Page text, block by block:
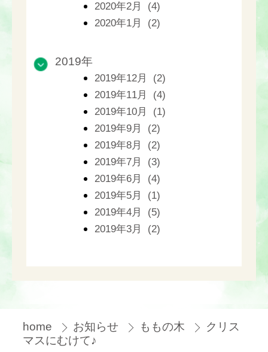
2020年2月 (4)
2020年1月 (2)
2019年
2019年12月 (2)
2019年11月 (4)
2019年10月 (1)
2019年9月 (2)
2019年8月 (2)
2019年7月 (3)
2019年6月 (4)
2019年5月 (1)
2019年4月 (5)
2019年3月 (2)
home お知らせ ももの木
クリス
マスにむけて♪